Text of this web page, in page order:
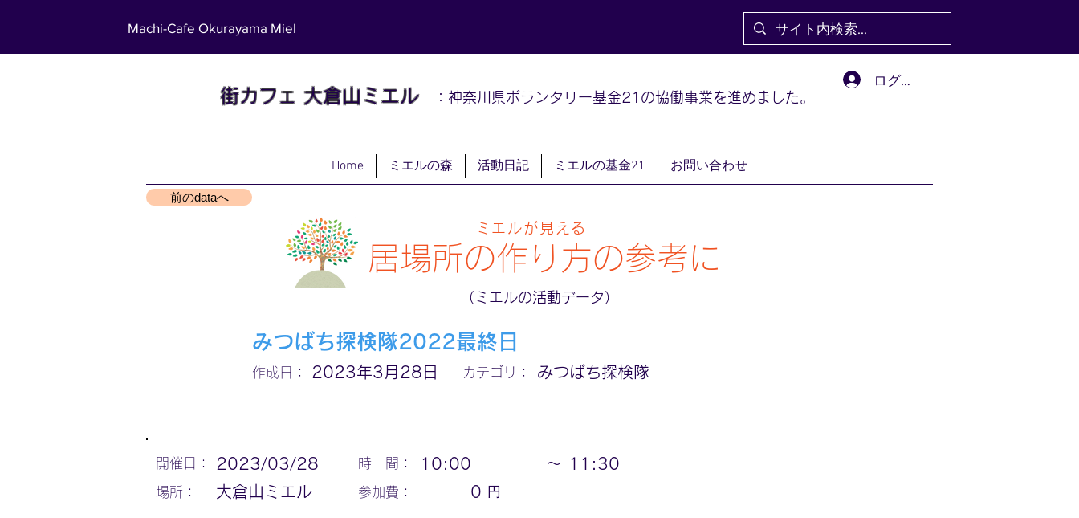
Machi-Cafe Okurayama Miel
街カフェ 大倉山 ミエル：神奈川県ボランタリー基金21の協働事業を進めました。
ログイン
Home ミエルの森 活動日記 ミエルの基金21 お問い合わせ
前のdataへ
ミエルが見える
（ミエルの活動データ）
居場所の作り方の参考に
みつばち探検隊2022最終日
2023年3月28日 みつばち探検隊
カテゴリ：
作成日：
開催日： 2023/03/28 時 間： 10:00 〜 11:30
場所： 大倉山ミエル 参加費： 0 円